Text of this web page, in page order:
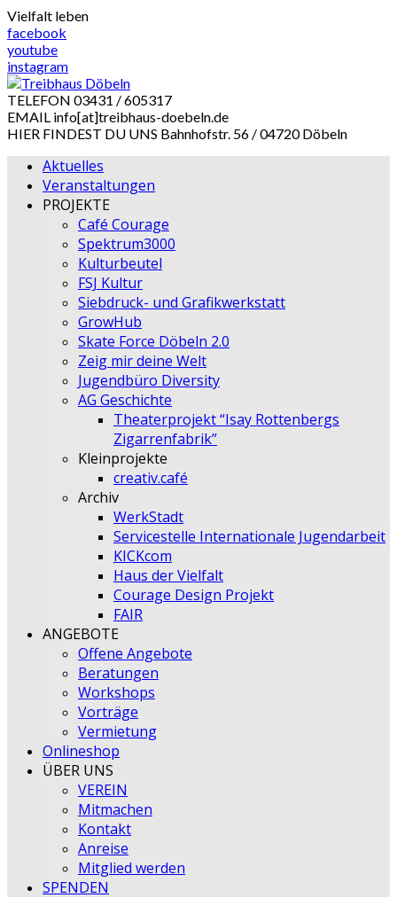
Skip
to
content
Vielfalt leben
facebook
youtube
instagram
TELEFON 03431 / 605317
EMAIL info[at]treibhaus-doebeln.de
HIER FINDEST DU UNS Bahnhofstr. 56 / 04720 Döbeln
Aktuelles
Veranstaltungen
PROJEKTE
Café Courage
Spektrum3000
Kulturbeutel
FSJ Kultur
Siebdruck- und Grafikwerkstatt
GrowHub
Skate Force Döbeln 2.0
Zeig mir deine Welt
Jugendbüro Diversity
AG Geschichte
Theaterprojekt “Isay Rottenbergs
Zigarrenfabrik”
Kleinprojekte
creativ.café
Archiv
WerkStadt
Servicestelle Internationale Jugendarbeit
KICKcom
Haus der Vielfalt
Courage Design Projekt
FAIR
ANGEBOTE
Offene Angebote
Beratungen
Workshops
Vorträge
Vermietung
Onlineshop
ÜBER UNS
VEREIN
Mitmachen
Kontakt
Anreise
Mitglied werden
SPENDEN